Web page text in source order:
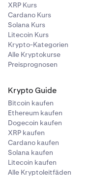
XRP Kurs
Cardano Kurs
Solana Kurs
Litecoin Kurs
Krypto-Kategorien
Alle Kryptokurse
Preisprognosen
Krypto Guide
Bitcoin kaufen
Ethereum kaufen
Dogecoin kaufen
XRP kaufen
Cardano kaufen
Solana kaufen
Litecoin kaufen
Alle Kryptoleitfäden